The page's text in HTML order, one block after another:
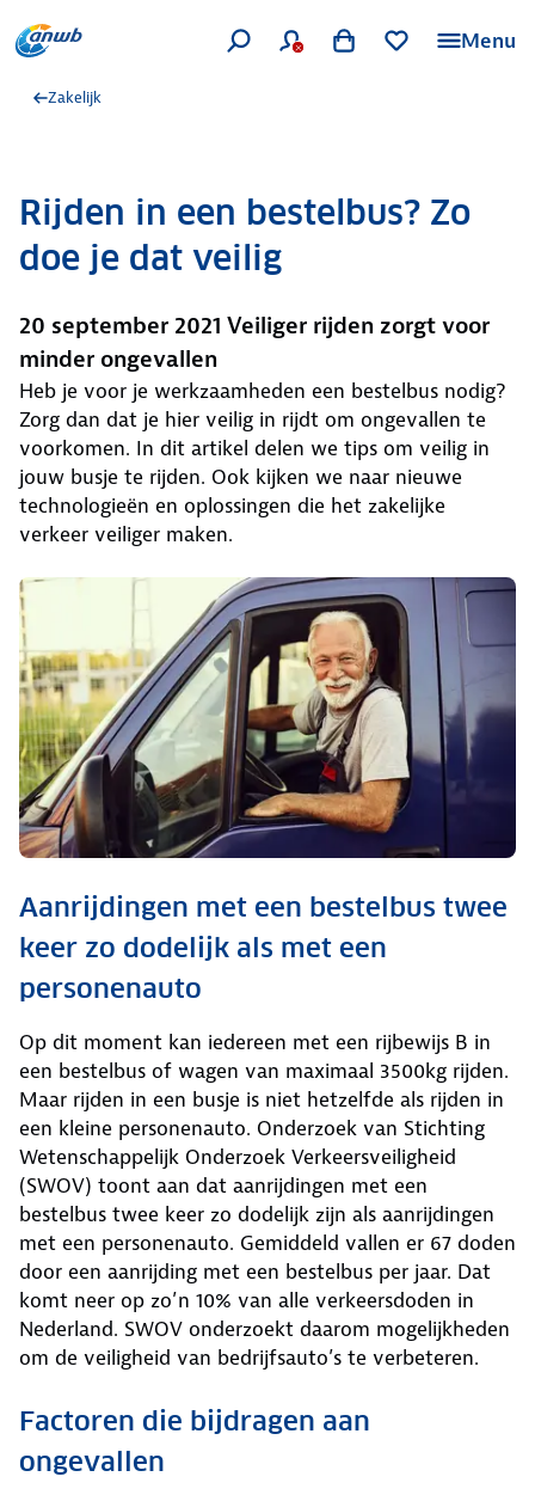
Menu
Zakelijk
Rijden in een bestelbus? Zo
doe je dat veilig
20 september 2021 Veiliger rijden zorgt voor
minder ongevallen
Heb je voor je werkzaamheden een bestelbus nodig?
Zorg dan dat je hier veilig in rijdt om ongevallen te
voorkomen. In dit artikel delen we tips om veilig in
jouw busje te rijden. Ook kijken we naar nieuwe
technologieën en oplossingen die het zakelijke
verkeer veiliger maken.
Aanrijdingen met een bestelbus twee
keer zo dodelijk als met een
personenauto
Op dit moment kan iedereen met een rijbewijs B in
een bestelbus of wagen van maximaal 3500kg rijden.
Maar rijden in een busje is niet hetzelfde als rijden in
een kleine personenauto. Onderzoek van Stichting
Wetenschappelijk Onderzoek Verkeersveiligheid
(SWOV) toont aan dat aanrijdingen met een
bestelbus twee keer zo dodelijk zijn als aanrijdingen
met een personenauto. Gemiddeld vallen er 67 doden
door een aanrijding met een bestelbus per jaar. Dat
komt neer op zo’n 10% van alle verkeersdoden in
Nederland. SWOV onderzoekt daarom mogelijkheden
om de veiligheid van bedrijfsauto’s te verbeteren.
Factoren die bijdragen aan
ongevallen